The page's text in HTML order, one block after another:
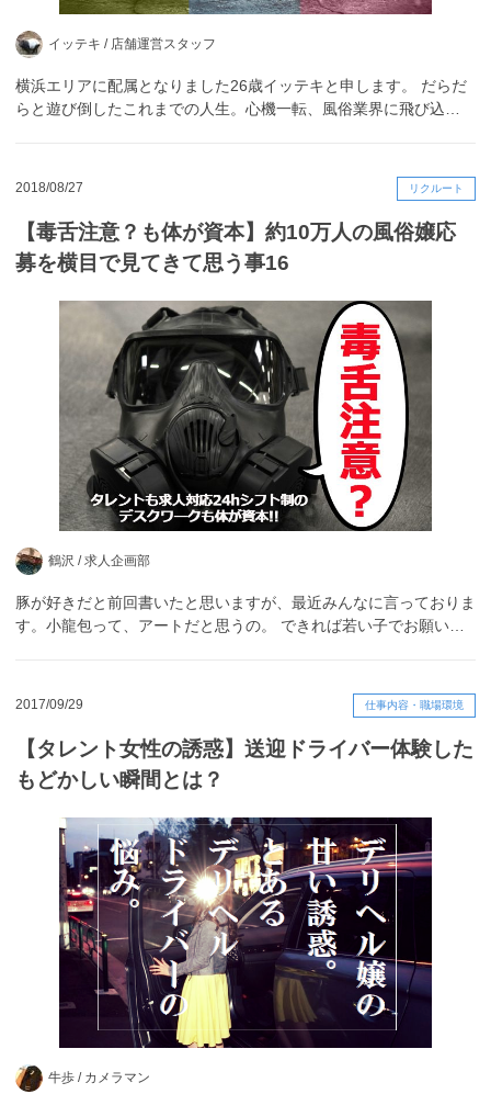
イッテキ / 店舗運営スタッフ
横浜エリアに配属となりました26歳イッテキと申します。 だらだ
らと遊び倒したこれまでの人生。心機一転、風俗業界に飛び込…
2018/08/27 リクルート
【毒舌注意？も体が資本】約10万人の風俗嬢応
募を横目で見てきて思う事16
鶴沢 /求人企画部
豚が好きだと前回書いたと思いますが、最近みんなに言っておりま
す。小龍包って、アートだと思うの。 できれば若い子でお願い…
2017/09/29 仕事内容・職場環境
【タレント女性の誘惑】送迎ドライバー体験した
もどかしい瞬間とは？
牛歩 / カメラマン